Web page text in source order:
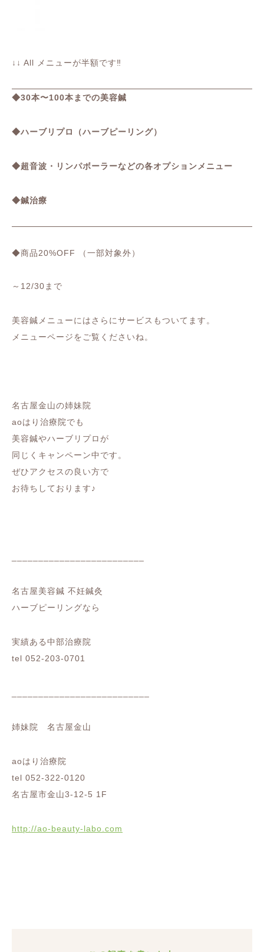
↓↓ All メニューが半額です‼︎
◆30本〜100本までの美容鍼
◆ハーブリプロ（ハーブピーリング）
◆超音波・リンパボーラーなどの各オプションメニュー
◆鍼治療
◆商品20%OFF （一部対象外）
～12/30まで
美容鍼メニューにはさらにサービスもついてます。
メニューページをご覧くださいね。
名古屋金山の姉妹院
aoはり治療院でも
美容鍼やハーブリプロが
同じくキャンペーン中です。
ぜひアクセスの良い方で
お待ちしております♪
名古屋美容鍼 不妊鍼灸
ハーブピーリングなら
実績ある中部治療院
tel 052-203-0701
姉妹院 名古屋金山
aoはり治療院
tel 052-322-0120
名古屋市金山3-12-5 1F
http://ao-beauty-labo.com